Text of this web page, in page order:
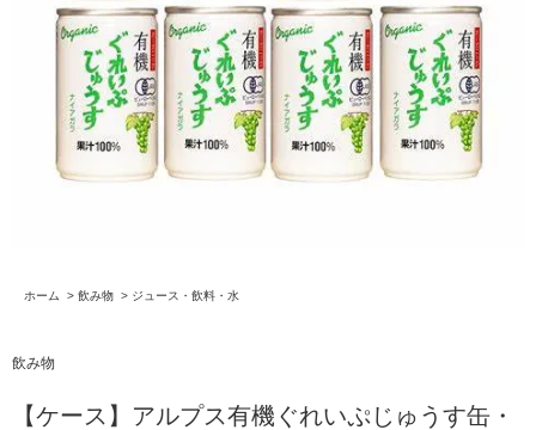
ホーム > 飲み物 > ジュース・飲料・水
飲み物
【ケース】アルプス有機ぐれいぷじゅうす缶・